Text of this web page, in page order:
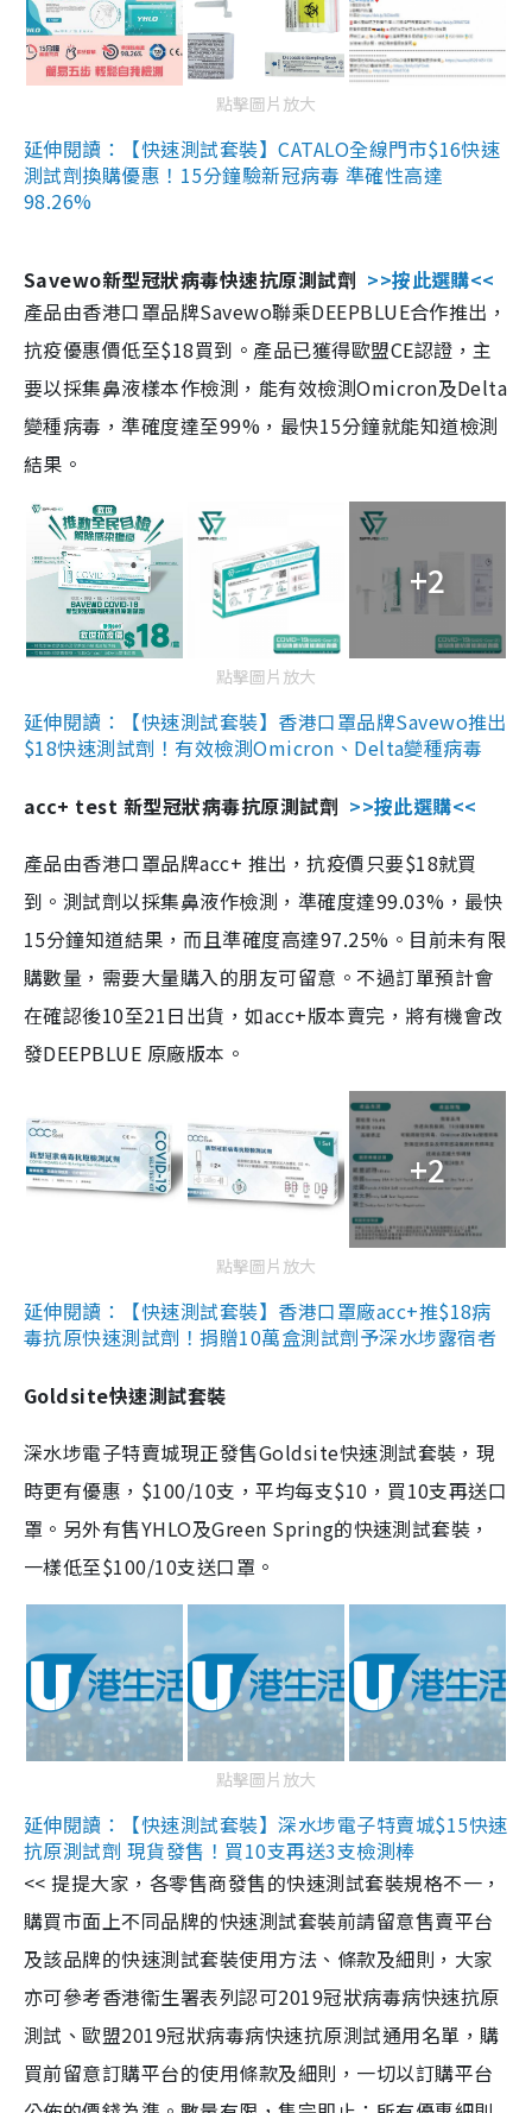
點擊圖片放大
延伸閱讀：【快速測試套裝】CATALO全線門市$16快速
測試劑換購優惠！15分鐘驗新冠病毒 準確性高達
98.26%
Savewo新型冠狀病毒快速抗原測試劑 >>按此選購<<
產品由香港口罩品牌Savewo聯乘DEEPBLUE合作推出，
抗疫優惠價低至$18買到。產品已獲得歐盟CE認證，主
要以採集鼻液樣本作檢測，能有效檢測Omicron及Delta
變種病毒，準確度達至99%，最快15分鐘就能知道檢測
結果。
+2
點擊圖片放大
延伸閱讀：【快速測試套裝】香港口罩品牌Savewo推出
$18快速測試劑！有效檢測Omicron、Delta變種病毒
acc+ test 新型冠狀病毒抗原測試劑 >>按此選購<<
產品由香港口罩品牌acc+ 推出，抗疫價只要$18就買
到。測試劑以採集鼻液作檢測，準確度達99.03%，最快
15分鐘知道結果，而且準確度高達97.25%。目前未有限
購數量，需要大量購入的朋友可留意。不過訂單預計會
在確認後10至21日出貨，如acc+版本賣完，將有機會改
發DEEPBLUE 原廠版本。
+2
點擊圖片放大
延伸閱讀：【快速測試套裝】香港口罩廠acc+推$18病
毒抗原快速測試劑！捐贈10萬盒測試劑予深水埗露宿者
Goldsite快速測試套裝
深水埗電子特賣城現正發售Goldsite快速測試套裝，現
時更有優惠，$100/10支，平均每支$10，買10支再送口
罩。另外有售YHLO及Green Spring的快速測試套裝，
一樣低至$100/10支送口罩。
點擊圖片放大
延伸閱讀：【快速測試套裝】深水埗電子特賣城$15快速
抗原測試劑 現貨發售！買10支再送3支檢測棒
<< 提提大家，各零售商發售的快速測試套裝規格不一，
購買市面上不同品牌的快速測試套裝前請留意售賣平台
及該品牌的快速測試套裝使用方法、條款及細則，大家
亦可參考香港衞生署表列認可2019冠狀病毒病快速抗原
測試、歐盟2019冠狀病毒病快速抗原測試通用名單，購
買前留意訂購平台的使用條款及細則，一切以訂購平台